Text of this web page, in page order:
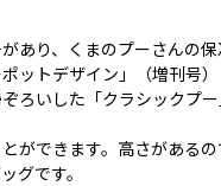
あり、くまのプーさんの
ットデザイン」（増刊号
ろいした「クラシックプ
ができます。高さがある
グです。